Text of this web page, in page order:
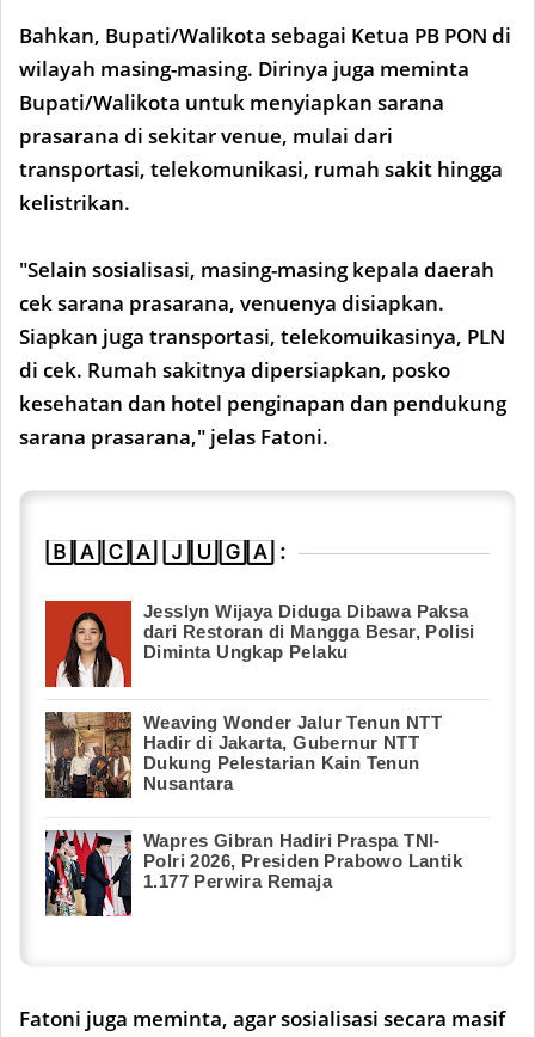
Bahkan, Bupati/Walikota sebagai Ketua PB PON di
wilayah masing-masing. Dirinya juga meminta
Bupati/Walikota untuk menyiapkan sarana
prasarana di sekitar venue, mulai dari
transportasi, telekomunikasi, rumah sakit hingga
kelistrikan.
"Selain sosialisasi, masing-masing kepala daerah
cek sarana prasarana, venuenya disiapkan.
Siapkan juga transportasi, telekomuikasinya, PLN
di cek. Rumah sakitnya dipersiapkan, posko
kesehatan dan hotel penginapan dan pendukung
sarana prasarana," jelas Fatoni.
🄱🄰🄲🄰 🄹🅄🄶🄰 :
Jesslyn Wijaya Diduga Dibawa Paksa
dari Restoran di Mangga Besar, Polisi
Diminta Ungkap Pelaku
Weaving Wonder Jalur Tenun NTT
Hadir di Jakarta, Gubernur NTT
Dukung Pelestarian Kain Tenun
Nusantara
Wapres Gibran Hadiri Praspa TNI-
Polri 2026, Presiden Prabowo Lantik
1.177 Perwira Remaja
Fatoni juga meminta, agar sosialisasi secara masif